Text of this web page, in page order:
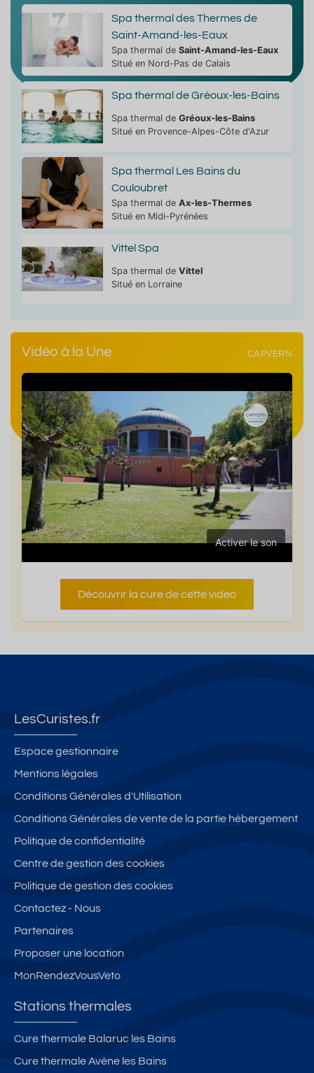
Spa thermal des Thermes de
Saint-Amand-les-Eaux
Spa thermal de Saint-Amand-les-Eaux
Situé en Nord-Pas de Calais
Spa thermal de Gréoux-les-Bains
Spa thermal de Gréoux-les-Bains
Situé en Provence-Alpes-Côte d'Azur
Spa thermal Les Bains du
Couloubret
Spa thermal de Ax-les-Thermes
Situé en Midi-Pyrénées
Vittel Spa
Spa thermal de Vittel
Situé en Lorraine
Vidéo à la Une CAPVERN
Activer le son
Découvrir la cure de cette video
LesCuristes.fr
Espace gestionnaire
Mentions légales
Conditions Générales d'Utilisation
Conditions Générales de vente de la partie hébergement
Politique de confidentialité
Centre de gestion des cookies
Politique de gestion des cookies
Contactez - Nous
Partenaires
Proposer une location
MonRendezVousVeto
Stations thermales
Cure thermale Balaruc les Bains
Cure thermale Avène les Bains